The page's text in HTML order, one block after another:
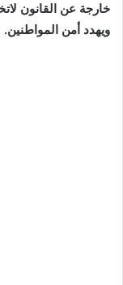
خارجة عن القانون
ويهدد أمن المواطنين.